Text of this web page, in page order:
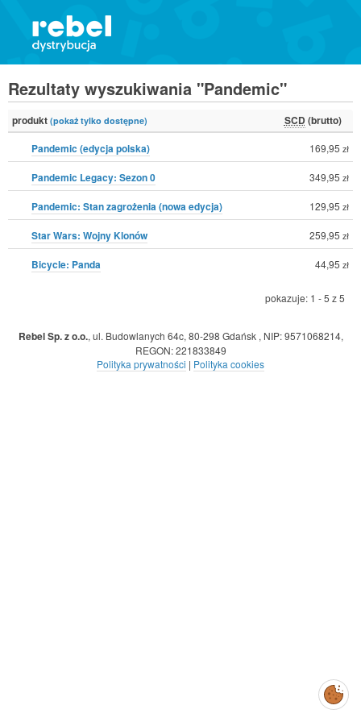
Rezultaty wyszukiwania "Pandemic"
produkt (pokaż tylko dostępne) SCD (brutto)
Pandemic (edycja polska)
169,95 zł
Pandemic Legacy: Sezon 0 349,95 zł
Pandemic: Stan zagrożenia (nowa edycja) 129,95 zł
Star Wars: Wojny Klonów 259,95 zł
Bicycle: Panda 44,95 zł
pokazuje: 1 - 5 z 5
Rebel Sp. z o.o., ul. Budowlanych 64c, 80-298 Gdańsk, NIP: 9571068214,
REGON: 221833849
Polityka prywatności | Polityka cookies
Zarządzaj
preferencjami
cookies